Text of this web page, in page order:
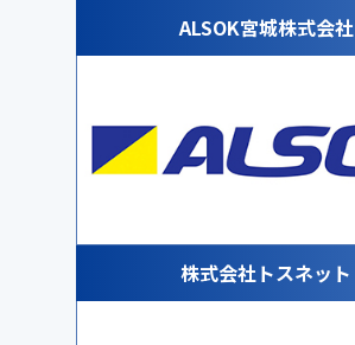
ALSOK宮城株式会社
株式会社トスネット